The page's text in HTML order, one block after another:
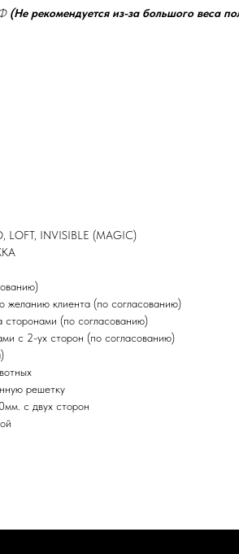
(Не рекомендуется из-за большого веса
LOFT, INVISIBLE (MAGIC)
клиента (по согласованию)
сторонами (по согласованию)
с 2-ух сторон (по согласованию)
решетку
с двух сторон